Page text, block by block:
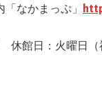
「なかまっぷ」
館日：火曜日（